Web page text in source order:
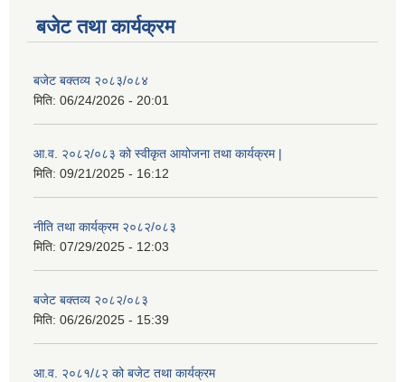
बजेट तथा कार्यक्रम
बजेट बक्तव्य २०८३/०८४
मिति: 06/24/2026 - 20:01
आ.व. २०८२/०८३ को स्वीकृत आयोजना तथा कार्यक्रम |
मिति: 09/21/2025 - 16:12
नीति तथा कार्यक्रम २०८२/०८३
मिति: 07/29/2025 - 12:03
बजेट बक्तव्य २०८२/०८३
मिति: 06/26/2025 - 15:39
आ.व. २०८१/८२ को बजेट तथा कार्यक्रम